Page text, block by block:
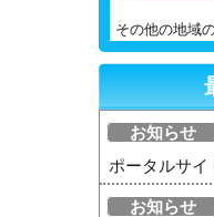
その他の地域
お知らせ
ポータルサイ
お知らせ